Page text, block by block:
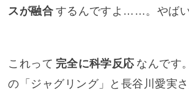
スが融合 するんですよ……。やばい
これって 完全に科学反応 なんです
の「ジャグリング」と長谷川愛実